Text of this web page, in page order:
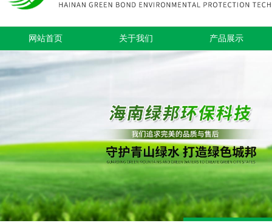
网站首页 关于我们 产品展示